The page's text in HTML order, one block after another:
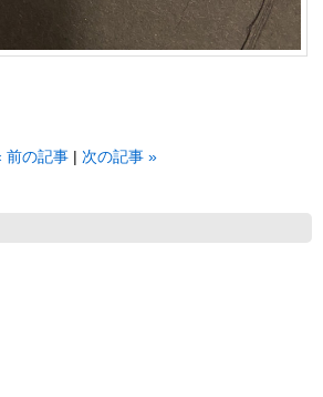
前の記事 次の記事 »